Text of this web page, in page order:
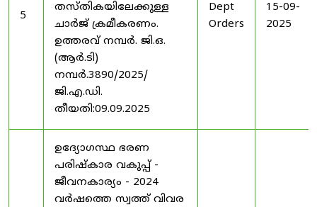
5
തസ്തികയിലേക്കുള്ള
ചാർജ് ക്രമീകരണം.
ഉത്തരവ് നമ്പർ. ജി.ഒ.
(ആർ.ടി)
നമ്പർ.3890/2025/
ജി.എ.ഡി.
തീയതി:09.09.2025
Dept
Orders
15-09-
2025
ഉദ്യോഗസ്ഥ ഭരണ
പരിഷ്കാര വകുപ്പ് -
ജീവനകാര്യം - 2024
വർഷത്തെ സ്വത്ത് വിവര